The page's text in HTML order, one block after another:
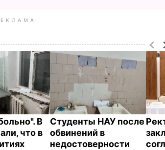
В
что в
Студенты НАУ после
обвинений в
недостоверности